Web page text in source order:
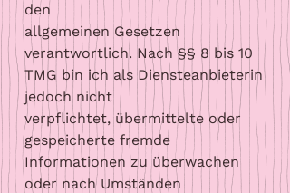
den
allgemeinen Gesetzen
verantwortlich. Nach §§ 8 bis 10
TMG bin ich als Diensteanbieterin
jedoch nicht
verpflichtet, übermittelte oder
gespeicherte fremde
Informationen zu überwachen
oder nach Umständen